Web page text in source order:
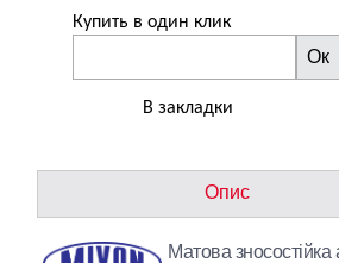
Купить в один клик
Ок
В закладки
Опис
Матова